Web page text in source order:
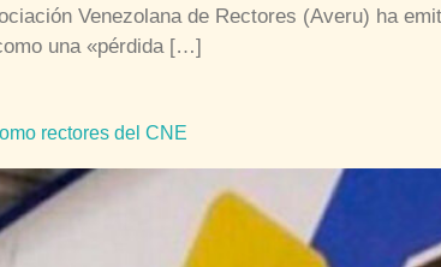
Venezolana de Rectores (Averu) ha
una «pérdida […]
rectores del CNE